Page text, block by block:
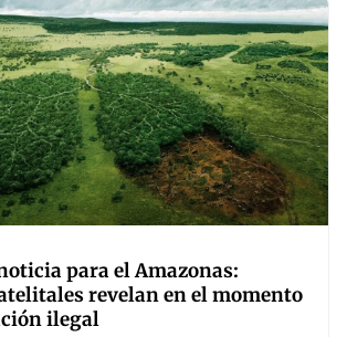
para el Amazonas:
revelan en el momento
ilegal